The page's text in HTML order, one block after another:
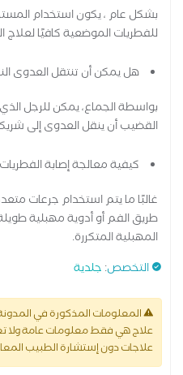
بشكل عام ، يكون استخدام
للفطريات الموضعية كافيًا لعلاج
هل يمكن أن تنتقل العدوى
بواسطة الجماع، يمكن للرجل
القضيب أن ينقل العدوى إلى
كيفية معالجة إصابة
غالبًا ما يتم استخدام جرعات
طريق الفم أو أدوية مهبلية
المهبلية المتكررة.
التخصص: جلدية
المعلومات المذكورة في
علاج هي فقط معلومات عامة ولا
علاجات دون إستشارة الطبيب